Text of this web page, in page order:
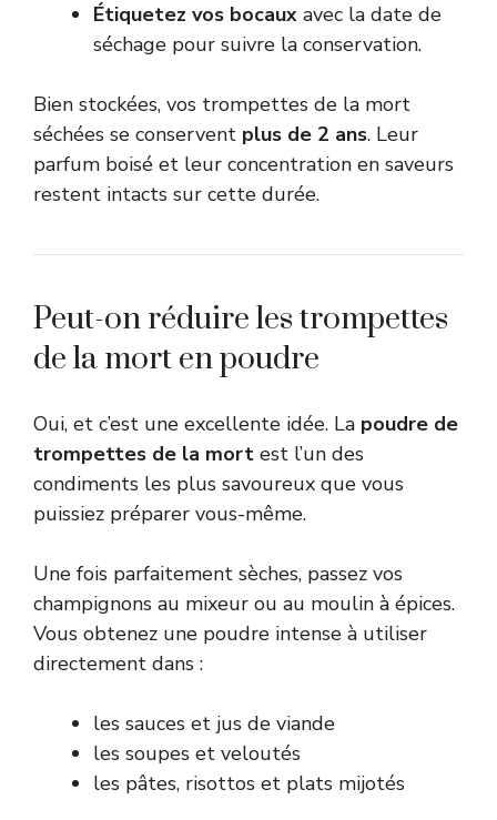
Étiquetez vos bocaux avec la date de
séchage pour suivre la conservation.
Bien stockées, vos trompettes de la mort
séchées se conservent plus de 2 ans. Leur
parfum boisé et leur concentration en saveurs
restent intacts sur cette durée.
Peut-on réduire les trompettes
de la mort en poudre
Oui, et c’est une excellente idée. La poudre de
trompettes de la mort est l’un des
condiments les plus savoureux que vous
puissiez préparer vous-même.
Une fois parfaitement sèches, passez vos
champignons au mixeur ou au moulin à épices.
Vous obtenez une poudre intense à utiliser
directement dans :
les sauces et jus de viande
les soupes et veloutés
les pâtes, risottos et plats mijotés